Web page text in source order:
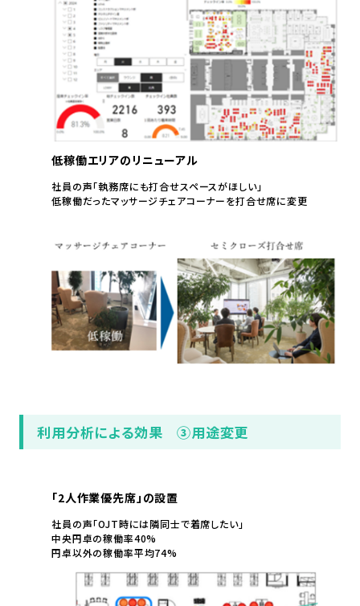
低稼働エリアのリニューアル
社員の声「執務席にも打合せスペースがほしい」
低稼働だったマッサージチェアコーナーを打合せ席に変更
利用分析による効果 ③用途変更
「2人作業優先席」の設置
社員の声「OJT時には隣同士で着席したい」
中央円卓の稼働率40%
円卓以外の稼働率平均74%